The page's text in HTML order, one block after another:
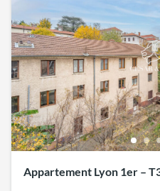
Appartement Lyon 1er –